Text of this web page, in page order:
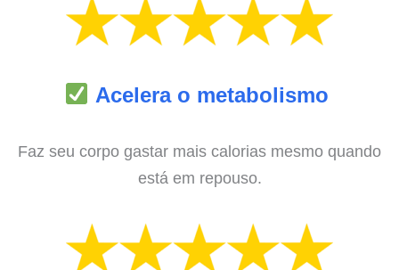
Acelera o metabolismo
Faz seu corpo gastar mais calorias mesmo quando
está em repouso.